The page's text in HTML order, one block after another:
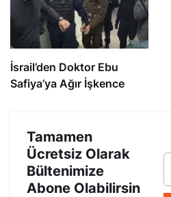
İsrail’den Doktor Ebu
Safiya’ya Ağır İşkence
Tamamen
Ücretsiz Olarak
Bültenimize
Abone Olabilirsin